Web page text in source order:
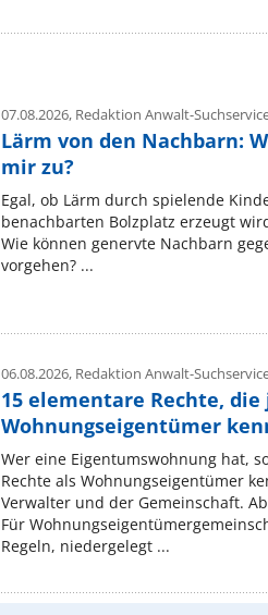
07.08.2026,Redaktion Anwalt-
Lärm von den Nachbarn:
mir zu?
Egal, ob Lärm durch spielende
benachbarten Bolzplatz erzeugt
Wie können genervte Nachbarn
vorgehen? ...
06.08.2026,Redaktion Anwalt-
15 elementare Rechte, die
Wohnungseigentümer
Wer eine Eigentumswohnung hat,
Rechte als Wohnungseigentümer
Verwalter und der Gemeinschaft.
Für
Regeln, niedergelegt ...